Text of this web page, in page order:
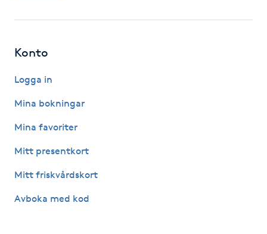
Keratinbehandling
Kinesisk medicin
Kiropraktik
Klangmassage
Konto
Logga in
Mina bokningar
Mina favoriter
Mitt presentkort
Mitt friskvårdskort
Avboka med kod